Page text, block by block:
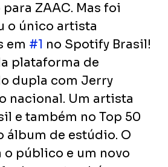
ZAAC. Mas foi
o único artista
em #1 no Spotify Brasil!
plataforma de
dupla com Jerry
nacional. Um artista
e também no Top 50
álbum de estúdio. O
público e um novo